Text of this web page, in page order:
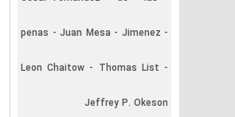
penas - Juan Mesa - Jimenez -
Leon Chaitow - Thomas List -
Jeffrey P. Okeson